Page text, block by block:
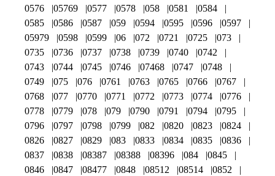
0576
05769 0577 0578 058 0581
0584
0585
0586 0587 059 0594 0595 0596
0597
05979
0598 0599 06 072 0721 0725
073
0735
0736 0737 0738 0739 0740
0742
0743
0744 0745 0746 07468 0747
0748
0749
075 076 0761 0763 0765 0766
0767
0768
077 0770 0771 0772 0773 0774
0776
0778
0779 078 079 0790 0791 0794
0795
0796
0797 0798 0799 082 0820 0823
0824
0826
0827 0829 083 0833 0834 0835
0836
0837
0838 08387 08388 08396 084
0845
0846
0847 08477 0848 08512 08514
0852